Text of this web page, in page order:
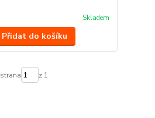
Skladem
Přidat do košíku
strana z 1